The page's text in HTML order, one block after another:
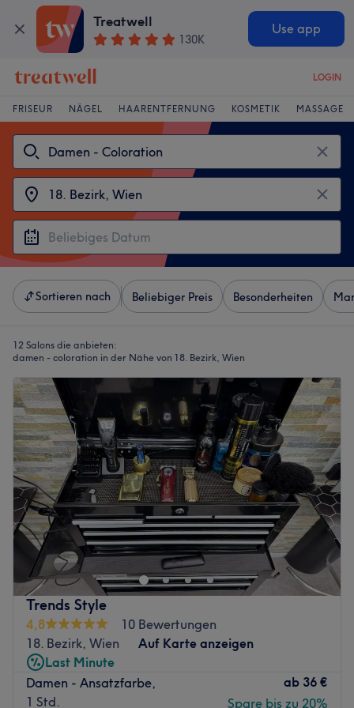
Treatwell
130K
Use app
LOGIN
FRISEUR NÄGEL HAARENTFERNUNG KOSMETIK MASSAGE
Sortieren nach Beliebiger Preis Besonderheiten
12 Salons die anbieten:
damen - coloration in der Nähe von 18. Bezirk, Wien
Trends Style
4,8
10 Bewertungen
18. Bezirk, Wien
Auf Karte anzeigen
Last Minute
Damen - Ansatzfarbe,
1 Std.
ab 36 €
Spare bis zu 20%